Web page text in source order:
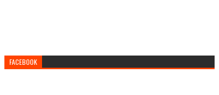
FACEBOOK